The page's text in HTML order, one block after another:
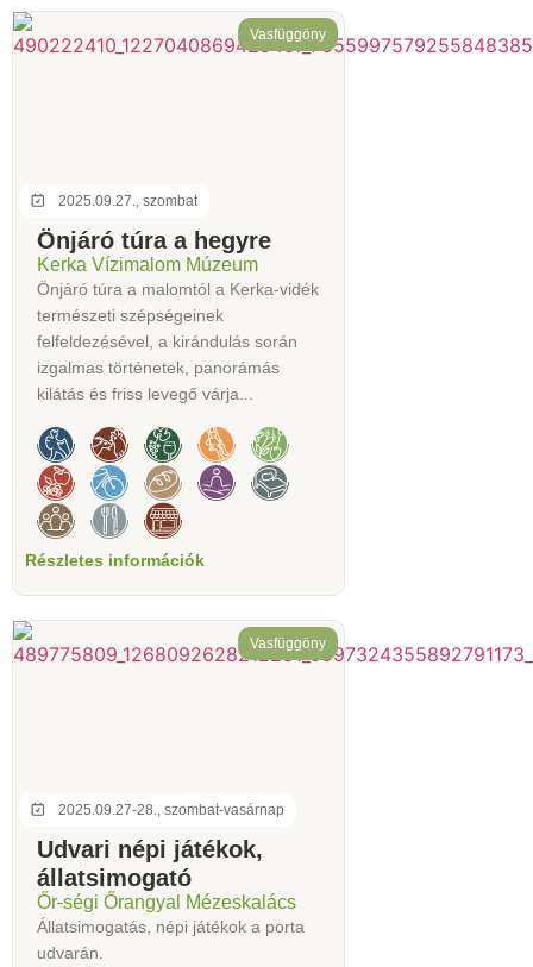
2025.09.27., szombat
Vasfüggöny
Önjáró túra a hegyre
Kerka Vízimalom Múzeum
Önjáró túra a malomtól a Kerka-vidék
természeti szépségeinek
felfeldezésével, a kirándulás során
izgalmas történetek, panorámás
kilátás és friss levegő várja...
Részletes információk
2025.09.27-28., szombat-vasárnap
Vasfüggöny
Udvari népi játékok,
állatsimogató
Őr-ségi Őrangyal Mézeskalács
Állatsimogatás, népi játékok a porta
udvarán.